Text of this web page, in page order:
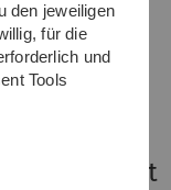
der
den jeweiligen
für die
und
Tools